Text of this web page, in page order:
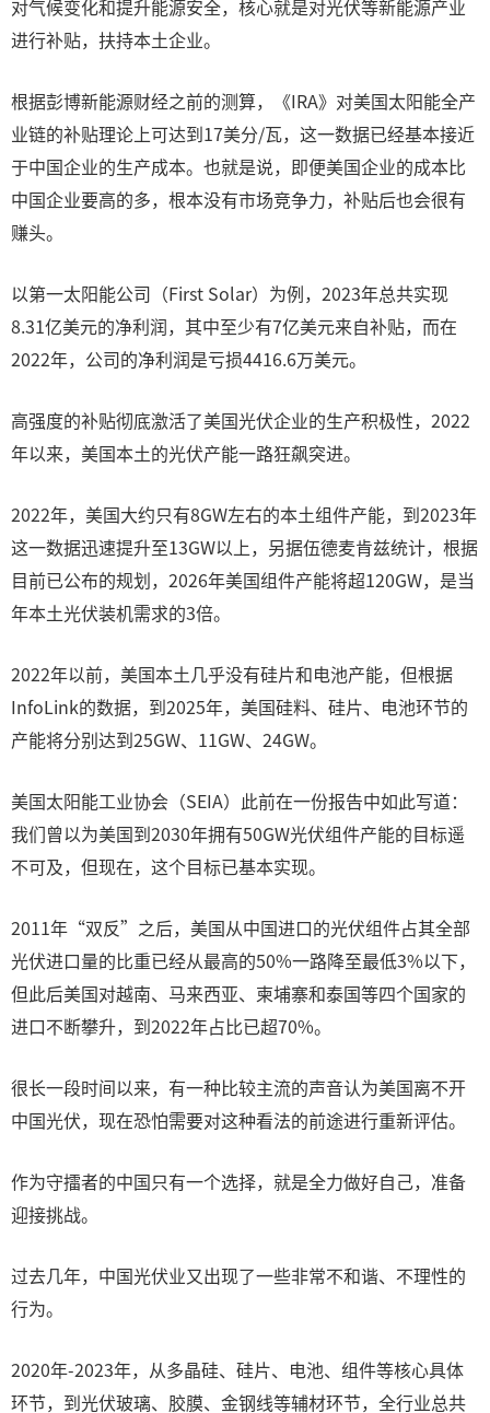
对气候变化和提升能源安全，核心就是对光伏等新能源产业
进行补贴，扶持本土企业。
根据彭博新能源财经之前的测算，《IRA》对美国太阳能全产
业链的补贴理论上可达到17美分/瓦，这一数据已经基本接近
于中国企业的生产成本。也就是说，即便美国企业的成本比
中国企业要高的多，根本没有市场竞争力，补贴后也会很有
赚头。
以第一太阳能公司（First Solar）为例，2023年总共实现
8.31亿美元的净利润，其中至少有7亿美元来自补贴，而在
2022年，公司的净利润是亏损4416.6万美元。
高强度的补贴彻底激活了美国光伏企业的生产积极性，2022
年以来，美国本土的光伏产能一路狂飙突进。
2022年，美国大约只有8GW左右的本土组件产能，到2023年
这一数据迅速提升至13GW以上，另据伍德麦肯兹统计，根据
目前已公布的规划，2026年美国组件产能将超120GW，是当
年本土光伏装机需求的3倍。
2022年以前，美国本土几乎没有硅片和电池产能，但根据
InfoLink的数据，到2025年，美国硅料、硅片、电池环节的
产能将分别达到25GW、11GW、24GW。
美国太阳能工业协会（SEIA）此前在一份报告中如此写道：
我们曾以为美国到2030年拥有50GW光伏组件产能的目标遥
不可及，但现在，这个目标已基本实现。
2011年“双反”之后，美国从中国进口的光伏组件占其全部
光伏进口量的比重已经从最高的50%一路降至最低3%以下，
但此后美国对越南、马来西亚、柬埔寨和泰国等四个国家的
进口不断攀升，到2022年占比已超70%。
很长一段时间以来，有一种比较主流的声音认为美国离不开
中国光伏，现在恐怕需要对这种看法的前途进行重新评估。
作为守擂者的中国只有一个选择，就是全力做好自己，准备
迎接挑战。
过去几年，中国光伏业又出现了一些非常不和谐、不理性的
行为。
2020年-2023年，从多晶硅、硅片、电池、组件等核心具体
环节，到光伏玻璃、胶膜、金钢线等辅材环节，全行业总共